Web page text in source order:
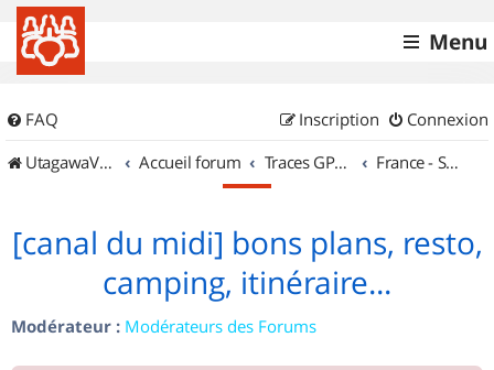
Menu
FAQ Connexion
Inscription
UtagawaVTT (Randos VTT et VTTAE avec traces GPS)
Accueil forum Traces GPS de randos VTT France - Sud Ouest
[canal du midi] bons plans, resto,
camping, itinéraire...
Modérateur : Modérateurs des Forums